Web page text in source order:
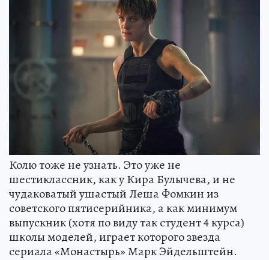
Колю тоже не узнать. Это уже не
шестиклассник, как у Кира Булычева, и не
чудаковатый ушастый Леша Фомкин из
советского пятисерийника, а как минимум
выпускник (хотя по виду так студент 4 курса)
школы моделей, играет которого звезда
сериала «Монастырь» Марк Эйдельштейн.